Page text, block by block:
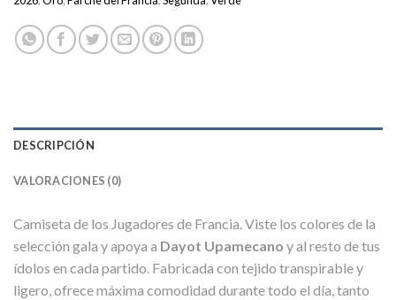
DESCRIPCIÓN
VALORACIONES (0)
Camiseta de los Jugadores de Francia. Viste los colores de la
selección gala y apoya a Dayot Upamecano y al resto de tus
ídolos en cada partido. Fabricada con tejido transpirable y
ligero, ofrece máxima comodidad durante todo el día, tanto